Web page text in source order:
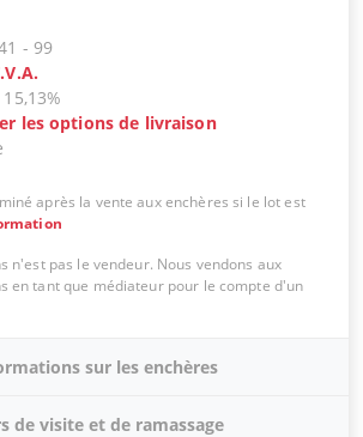
- 99
15,13%
les options de livraison
après la vente aux enchères si le lot est
n'est pas le vendeur. Nous vendons aux
en tant que médiateur pour le compte d'un
sur les enchères
de visite et de ramassage